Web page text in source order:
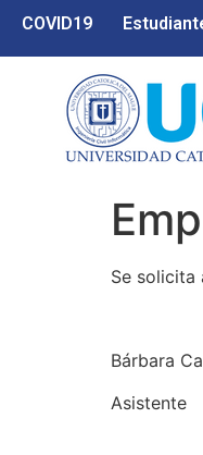
COVID19
Se solicita
Bárbara
Asistente